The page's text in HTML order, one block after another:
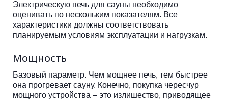
Электрическую печь для сауны необходимо
оценивать по нескольким показателям. Все
характеристики должны соответствовать
планируемым условиям эксплуатации и нагрузкам.
Мощность
Базовый параметр. Чем мощнее печь, тем быстрее
она прогревает сауну. Конечно, покупка чересчур
мощного устройства – это излишество, приводящее